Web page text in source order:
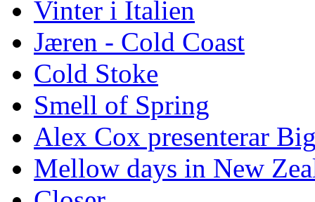
Vinter i Italien
Jæren - Cold Coast
Cold Stoke
Smell of Spring
Alex Cox presenterar
Mellow days in New